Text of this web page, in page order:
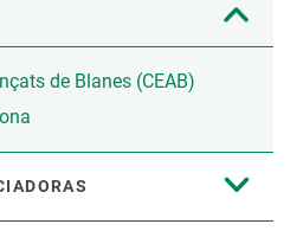
de Blanes (CEAB)